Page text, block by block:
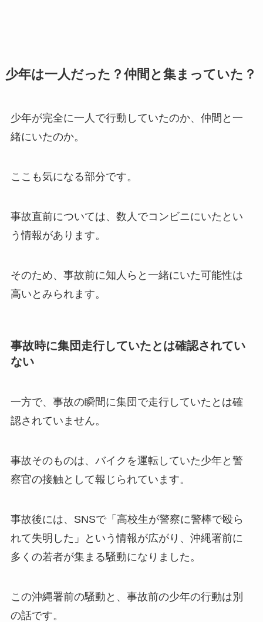
少年は一人だった？仲間と集まっていた？
少年が完全に一人で行動していたのか、仲間と一
緒にいたのか。
ここも気になる部分です。
事故直前については、数人でコンビニにいたとい
う情報があります。
そのため、事故前に知人らと一緒にいた可能性は
高いとみられます。
事故時に集団走行していたとは確認されてい
ない
一方で、事故の瞬間に集団で走行していたとは確
認されていません。
事故そのものは、バイクを運転していた少年と警
察官の接触として報じられています。
事故後には、SNSで「高校生が警察に警棒で殴ら
れて失明した」という情報が広がり、沖縄署前に
多くの若者が集まる騒動になりました。
この沖縄署前の騒動と、事故前の少年の行動は別
の話です。